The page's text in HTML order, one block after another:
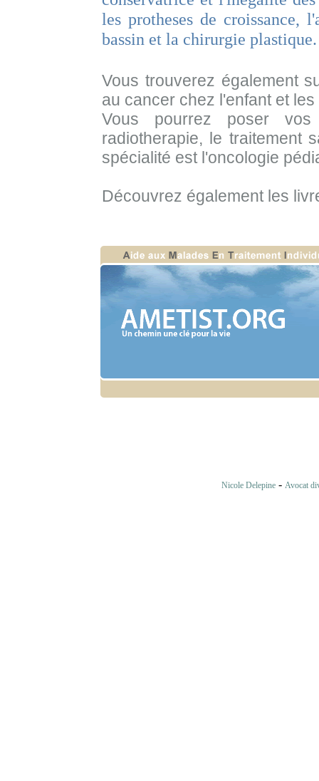
les protheses de croissance,
bassin et la chirurgie plastique.
Vous trouverez également
au cancer chez l'enfant et
Vous pourrez poser
radiotherapie, le traitement
spécialité est l'oncologie
Découvrez également les
Nicole Delepine - Avocat